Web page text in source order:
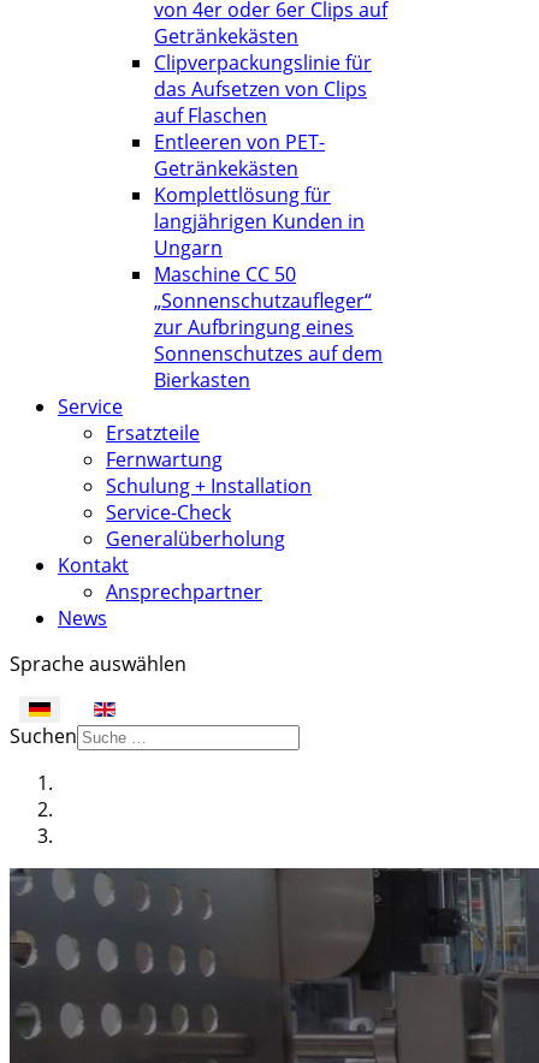
von 4er oder 6er Clips auf
Getränkekästen
Clipverpackungslinie für
das Aufsetzen von Clips
auf Flaschen
Entleeren von PET-
Getränkekästen
Komplettlösung für
langjährigen Kunden in
Ungarn
Maschine CC 50
„Sonnenschutzaufleger“
zur Aufbringung eines
Sonnenschutzes auf dem
Bierkasten
Service
Ersatzteile
Fernwartung
Schulung + Installation
Service-Check
Generalüberholung
Kontakt
Ansprechpartner
News
Sprache auswählen
Suchen